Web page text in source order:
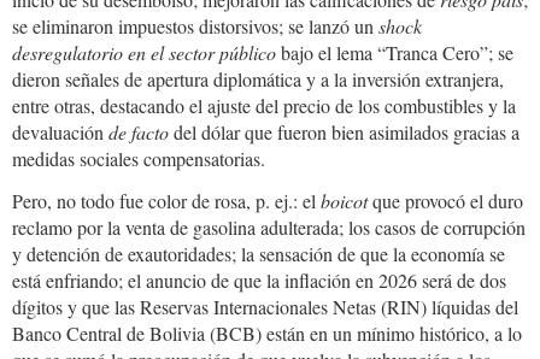
se eliminaron impuestos distorsivos; se lanzó un shock
desregulatorio en el sector públicobajo el lema “Tranca Cero”; se
dieron señales de apertura diplomática y a la inversión extranjera,
entre otras, destacando el ajuste del precio de los combustibles y la
devaluación de factodel dólar que fueron bien asimilados gracias a
medidas sociales compensatorias.
Pero, no todo fue color de rosa, p. ej.: el boicotque provocó el duro
reclamo por la venta de gasolina adulterada; los casos de corrupción
y detención de exautoridades; la sensación de que la economía se
está enfriando; el anuncio de que la inflación en 2026 será de dos
dígitos y que las Reservas Internacionales Netas (RIN) líquidas del
Banco Central de Bolivia (BCB) están en un mínimo histórico, a lo